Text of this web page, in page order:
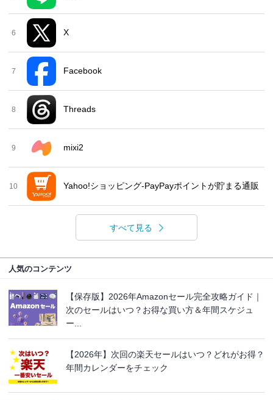
6 X
7 Facebook
8 Threads
9 mixi2
10 Yahoo!ショッピング-PayPayポイントが貯まる通販
すべて見る
人気のコンテンツ
【保存版】2026年Amazonセール完全攻略ガイド｜
次のセールはいつ？お得な買い方＆年間スケジュ
ー...
【2026年】次回の楽天セールはいつ？どれがお得？
年間カレンダーをチェック